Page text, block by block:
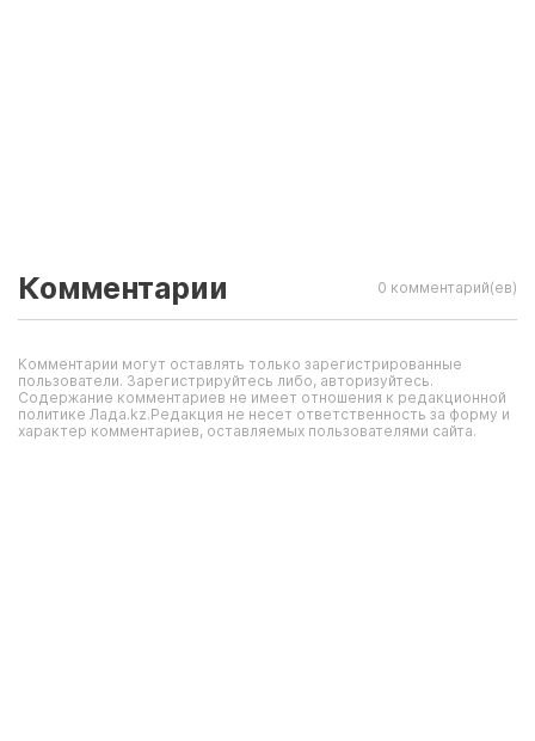
Комментарии 0 комментарий(ев)
Комментарии могут оставлять только зарегистрированные
пользователи. Зарегистрируйтесь либо, авторизуйтесь.
Содержание комментариев не имеет отношения к редакционной
политике Лада.kz.Редакция не несет ответственность за форму и
характер комментариев, оставляемых пользователями сайта.